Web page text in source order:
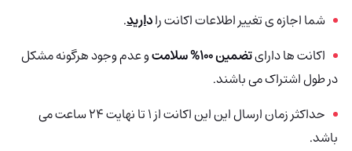
شما اجازه ی تغییر اطلاعات اکانت رادارید.
اکانت ها دارایتضمین 100% سلامت
و عدم وجود هرگونه مشکل
در طول اشتراک می باشند.
حداکثر زمان ارسال این این اکانت از 1 تا نهایت 24 ساعت می
باشد.